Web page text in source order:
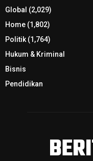
Global (2,029)
Home (1,802)
Politik(1,764)
Hukum & Kriminal
Bisnis
Pendidikan